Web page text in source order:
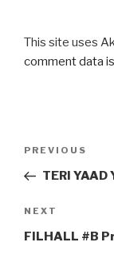
This site uses
comment data
Previous
Post
PREVIOUS
TERI YAAD
Next
Post
NEXT
FILHALL #B